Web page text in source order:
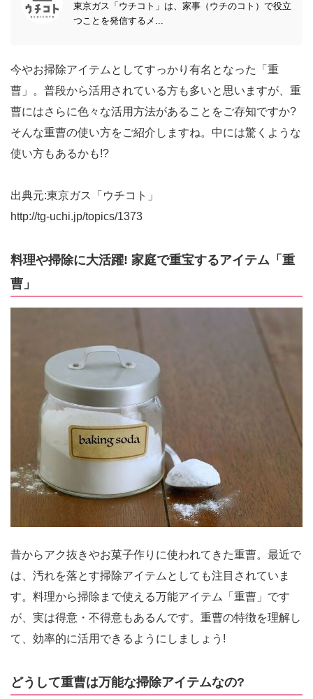
東京ガス「ウチコト」は、家事（ウチのコト）で役立
つことを発信するメ...
今やお掃除アイテムとしてすっかり有名となった「重
曹」。普段から活用されている方も多いと思いますが、重
曹にはさらに色々な活用方法があることをご存知ですか?
そんな重曹の使い方をご紹介しますね。中には驚くような
使い方もあるかも!?
出典元:東京ガス「ウチコト」
http://tg-uchi.jp/topics/1373
料理や掃除に大活躍! 家庭で重宝するアイテム「重
曹」
昔からアク抜きやお菓子作りに使われてきた重曹。最近で
は、汚れを落とす掃除アイテムとしても注目されていま
す。料理から掃除まで使える万能アイテム「重曹」です
が、実は得意・不得意もあるんです。重曹の特徴を理解し
て、効率的に活用できるようにしましょう!
どうして重曹は万能な掃除アイテムなの?